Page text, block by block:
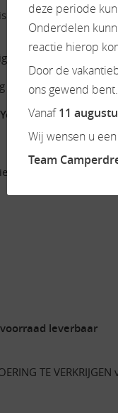
ons assortiment
slimme
haar volle betekenis.
Edition
voorraad leverbaar
TE
deze periode
Onderdelen
reactie hierop
Door de
ons gewend
Vanaf11
Wij wensen u
Team